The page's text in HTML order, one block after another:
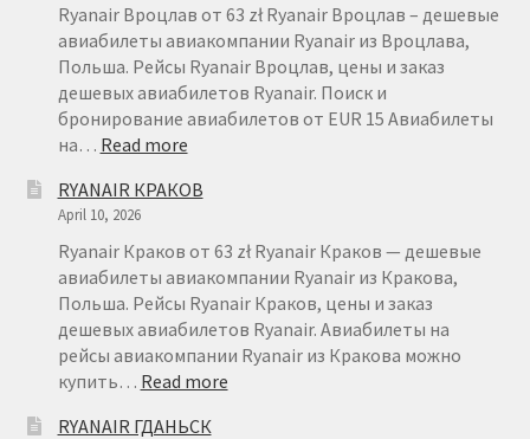
Ryanair Вроцлав от 63 zł Ryanair Вроцлав – дешевые
авиабилеты авиакомпании Ryanair из Вроцлава,
Польша. Рейсы Ryanair Вроцлав, цены и заказ
дешевых авиабилетов Ryanair. Поиск и
бронирование авиабилетов от EUR 15 Авиабилеты
на… Read more:
ВРОЦЛАВ
RYANAIR КРАКОВ
April 10, 2026
Ryanair Краков от 63 zł Ryanair Краков — дешевые
авиабилеты авиакомпании Ryanair из Кракова,
Польша. Рейсы Ryanair Краков, цены и заказ
дешевых авиабилетов Ryanair. Авиабилеты на
рейсы авиакомпании Ryanair из Кракова можно
купить… Read more:
RYANAIR ГДАНЬСК